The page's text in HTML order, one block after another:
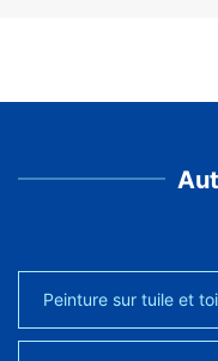
Peinture sur tuile et